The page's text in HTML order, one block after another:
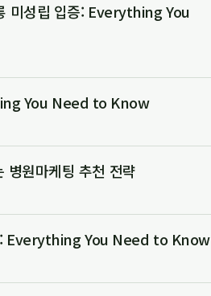
미성립 입증: Everything You
You Need to Know
병원마케팅 추천 전략
: Everything You Need to Know